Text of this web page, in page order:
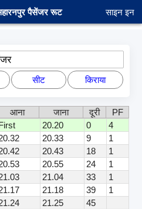
पैसेंजर रूट साइन इन
सीट किराया
आना जाना दूरी
PF
20.20 0
4
20.33 9
1
20.43 18
1
20.55 24
1
21.04 33
1
21.18 39
1
21.25
45